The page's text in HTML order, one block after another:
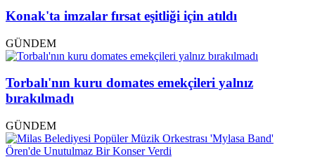
Konak'ta imzalar fırsat eşitliği için atıldı
GÜNDEM
Torbalı'nın kuru domates emekçileri yalnız
bırakılmadı
GÜNDEM